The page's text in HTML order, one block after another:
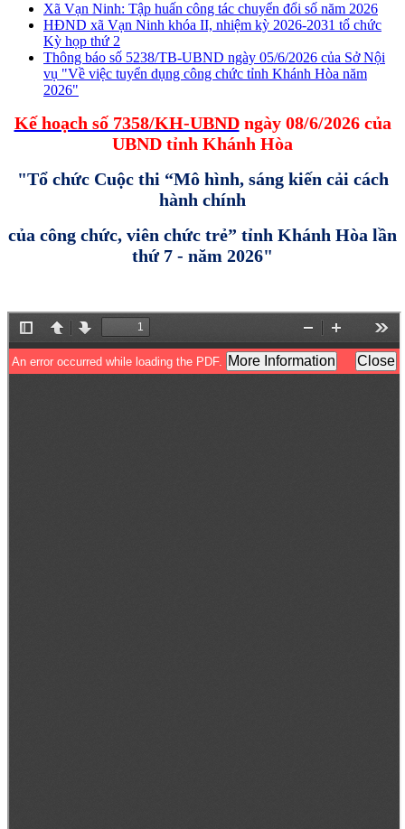
Xã Vạn Ninh: Tập huấn công tác chuyển đổi số năm 2026
HĐND xã Vạn Ninh khóa II, nhiệm kỳ 2026-2031 tổ chức
Kỳ họp thứ 2
Thông báo số 5238/TB-UBND ngày 05/6/2026 của Sở Nội
vụ "Về việc tuyển dụng công chức tỉnh Khánh Hòa năm
2026"
Kế hoạch số 7358/KH-UBNDngày 08/6/2026 của
UBND tỉnh Khánh Hòa
"Tổ chức Cuộc thi “Mô hình, sáng kiến cải cách
hành chính
của công chức, viên chức trẻ” tỉnh Khánh Hòa lần
thứ 7 - năm 2026"